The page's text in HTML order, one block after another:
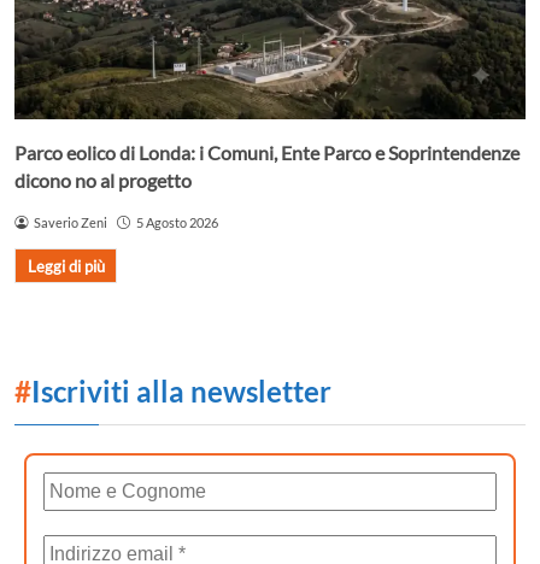
Parco eolico di Londa: i Comuni, Ente Parco e Soprintendenze
dicono no al progetto
Saverio Zeni 5 Agosto 2026
Leggi di più
#Iscriviti alla newsletter